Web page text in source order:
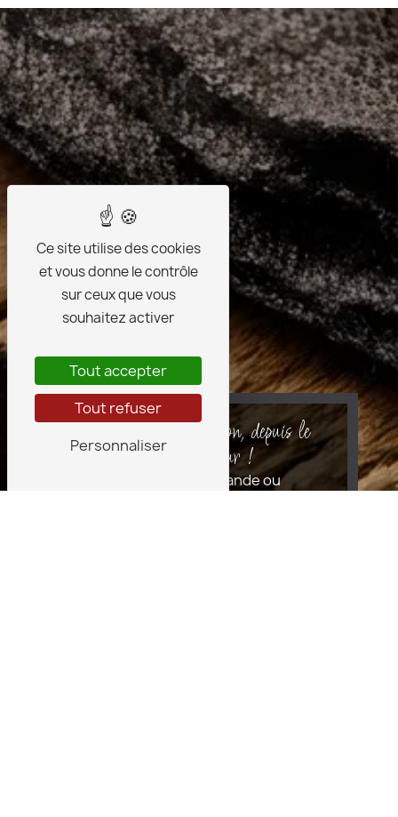
Comme à la maison, depuis le
Mercantour !
Pour toute demande ou
Ce site utilise des cookies
et vous donne le contrôle
sur ceux que vous
souhaitez activer
Tout accepter
Tout refuser
Personnaliser